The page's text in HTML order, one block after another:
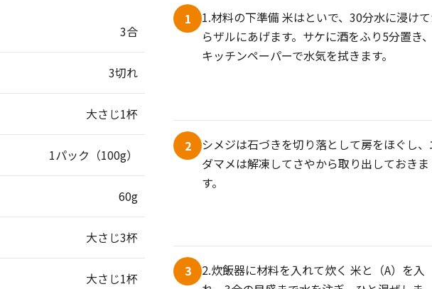
3合
3切れ
大さじ1杯
1パック（100g）
60g
大さじ3杯
大さじ1杯
1
1.材料の下準備 米はといで、30分水に浸け
らザルにあげます。サケに酒をふり5分置き、
キッチンペーパーで水気を拭きます。
2
シメジは石づきを切り落として房をほぐし、
ダマメは解凍してさやから取り出しておきま
す。
3
2.炊飯器に材料を入れて炊く 米と（A）を入